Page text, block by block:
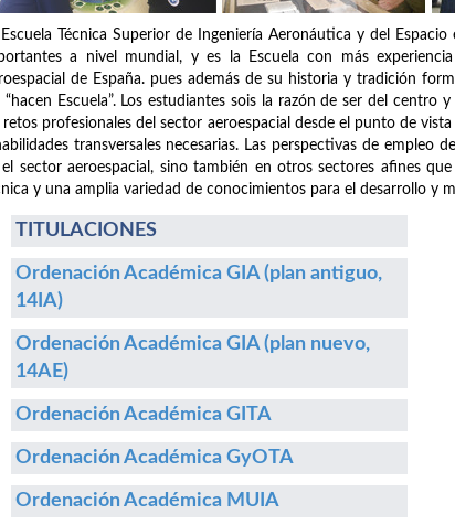
Escuela Técnica Superior de Ingeniería Aeronáutica y del
a nivel mundial, y es la Escuela con más
de España. pues además de su historia y tradición
“hacen Escuela”. Los estudiantes sois la razón de ser del
retos profesionales del sector aeroespacial desde el punto de
transversales necesarias. Las perspectivas de
sector aeroespacial, sino también en otros sectores afines
y una amplia variedad de conocimientos para el desarrollo y
TITULACIONES
Ordenación Académica GIA (plan antiguo,
14IA)
Ordenación Académica GIA (plan nuevo,
14AE)
Ordenación Académica GITA
Ordenación Académica GyOTA
Ordenación Académica MUIA